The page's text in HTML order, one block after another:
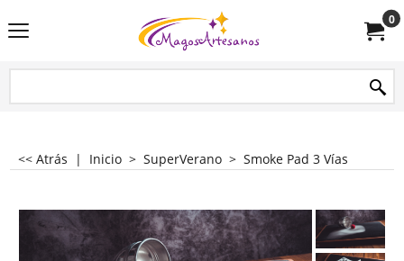
0
<< Atrás | Inicio > SuperVerano > Smoke Pad 3 Vías